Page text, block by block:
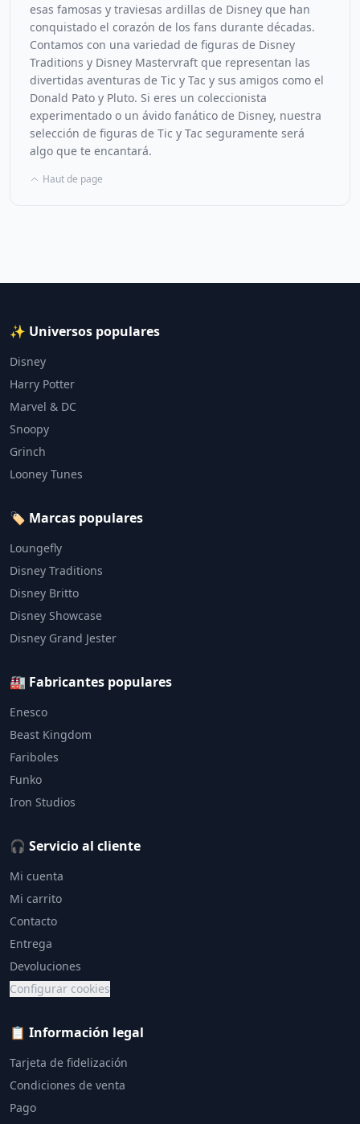
esas famosas y traviesas ardillas de Disney que han
conquistado el corazón de los fans durante décadas.
Contamos con una variedad de figuras de Disney
Traditions y Disney Mastervraft que representan las
divertidas aventuras de Tic y Tac y sus amigos como el
Donald Pato y Pluto. Si eres un coleccionista
experimentado o un ávido fanático de Disney, nuestra
selección de figuras de Tic y Tac seguramente será
algo que te encantará.
Haut de page
✨ Universos populares
Disney
Harry Potter
Marvel & DC
Snoopy
Grinch
Looney Tunes
🏷️ Marcas populares
Loungefly
Disney Traditions
Disney Britto
Disney Showcase
Disney Grand Jester
🏭 Fabricantes populares
Enesco
Beast Kingdom
Fariboles
Funko
Iron Studios
🎧 Servicio al cliente
Mi cuenta
Mi carrito
Contacto
Entrega
Devoluciones
Configurar cookies
📋 Información legal
Tarjeta de fidelización
Condiciones de venta
Pago